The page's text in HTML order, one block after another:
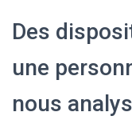
Des
une
nous